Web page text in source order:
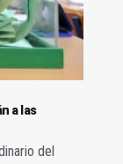
a las
del